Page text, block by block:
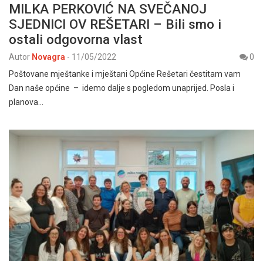
MILKA PERKOVIĆ NA SVEČANOJ
SJEDNICI OV REŠETARI – Bili smo i
ostali odgovorna vlast
Autor Novagra - 11/05/2022
0
Poštovane mještanke i mještani Općine Rešetari čestitam vam
Dan naše općine – idemo dalje s pogledom unaprijed. Posla i
planova…